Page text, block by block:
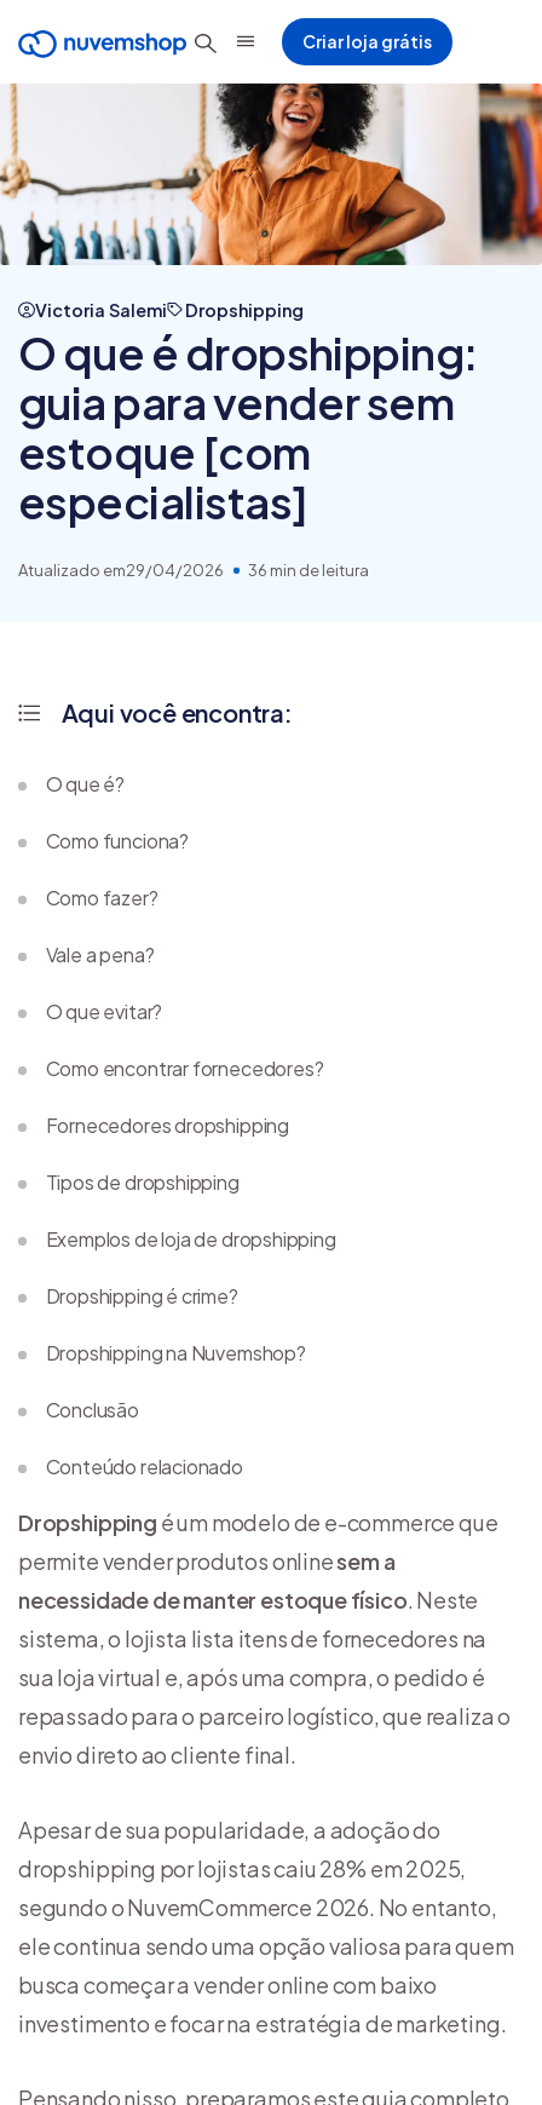
Criar loja grátis
Victoria Salemi Dropshipping
O que é dropshipping:
guia para vender sem
estoque [com
especialistas]
Atualizado em29/04/2026 36 min de leitura
Dropshipping é um modelo de e-commerce que
permite vender produtos onlinesem a
necessidade de manter estoque físico. Neste
sistema, o lojista lista itens de fornecedores na
sua loja virtual e, após uma compra, o pedido é
repassado para o parceiro logístico, que realiza o
envio direto ao cliente final.
Apesar de sua popularidade, a adoção do
dropshipping por lojistas caiu 28% em 2025,
segundo o NuvemCommerce 2026. No entanto,
ele continua sendo uma opção valiosa para quem
busca começar a vender online com baixo
investimento e focar na estratégia de marketing.
Pensando nisso, preparamos este guia completo
Aqui você encontra:
O que é?
Como funciona?
Como fazer?
Vale a pena?
O que evitar?
Como encontrar fornecedores?
Fornecedores dropshipping
Tipos de dropshipping
Exemplos de loja de dropshipping
Dropshipping é crime?
Dropshipping na Nuvemshop?
Conclusão
Conteúdo relacionado